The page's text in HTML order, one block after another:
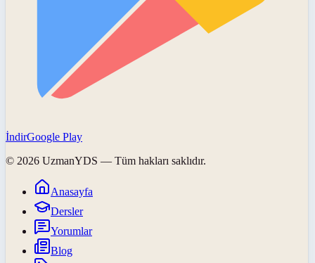
İndirGoogle Play
© 2026 UzmanYDS — Tüm hakları saklıdır.
Anasayfa
Dersler
Yorumlar
Blog